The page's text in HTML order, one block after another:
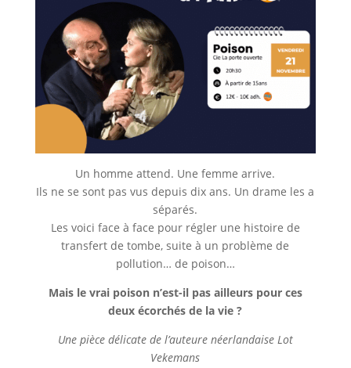
Un homme attend. Une femme arrive.
Ils ne se sont pas vus depuis dix ans. Un drame les a
séparés.
Les voici face à face pour régler une histoire de
transfert de tombe, suite à un problème de
pollution… de poison…
Mais le vrai poison n’est-il pas ailleurs pour ces
deux écorchés de la vie ?
Une pièce délicate de l’auteure néerlandaise Lot
Vekemans